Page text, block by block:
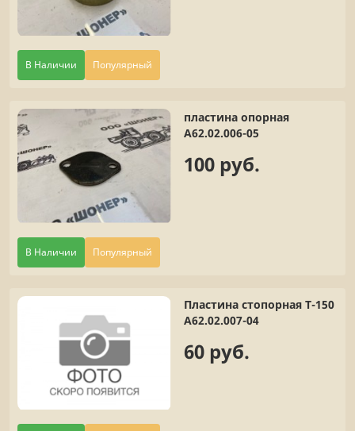
В Наличии Популярный
В Наличии Популярный
пластина опорная
А62.02.006-05
100 руб.
Пластина стопорная Т-150
А62.02.007-04
60 руб.